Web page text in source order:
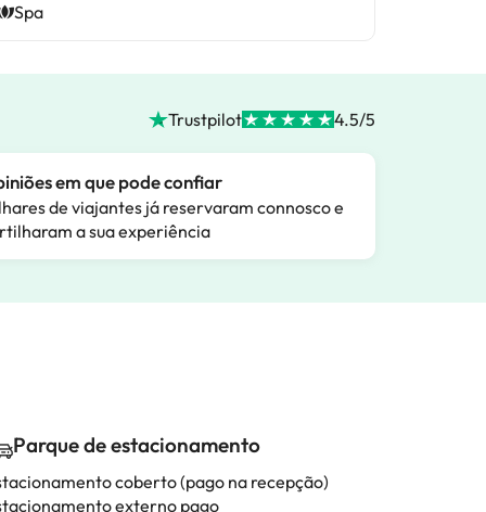
Spa
Trustpilot 4.5/5
em que pode confiar
de viajantes já reservaram connosco e
a sua experiência
Parque de estacionamento
coberto (pago na recepção)
externo pago